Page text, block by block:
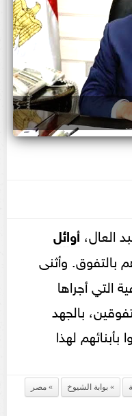
العال، أوائل
بالتفوق. وأثنى
التي أجراها
بالجهد
بأبنائهم لهذا
بوابة الشيوخ
مصر